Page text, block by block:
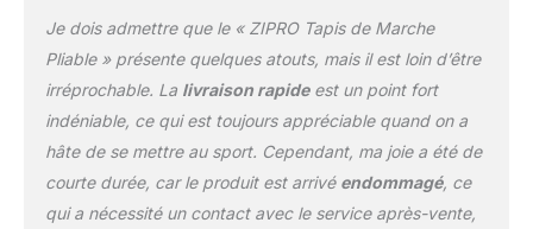
Je dois admettre que le « ZIPRO Tapis de Marche
Pliable » présente quelques atouts, mais il est loin d’être
irréprochable. La livraison rapideest un point fort
indéniable, ce qui est toujours appréciable quand on a
hâte de se mettre au sport. Cependant, ma joie a été de
courte durée, car le produit est arrivé endommagé, ce
qui a nécessité un contact avec le service après-vente,